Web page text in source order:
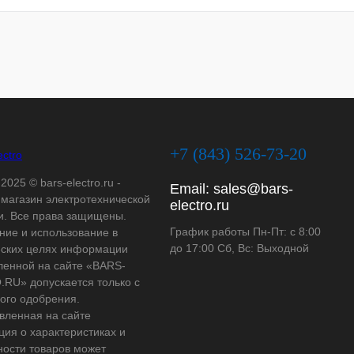
© bars-electro.ru -
электротехнической
Все права защищены.
и использование в
целях информации
на сайте «BARS-
допускается только с
одобрения.
на сайте
о характеристиках и
товаров может
+7 (843) 526-73-20
Email: sales@bars-
electro.ru
График работы Пн-Пт: с 8:00
до 17:00 Сб, Вс: Выходной